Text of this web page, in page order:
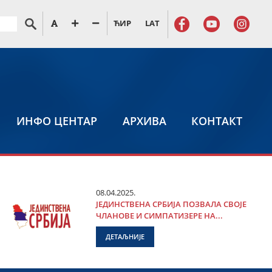
ЋИР LAT
ИНФО ЦЕНТАР АРХИВА КОНТАКТ
08.04.2025.
ЈЕДИНСТВЕНА СРБИЈА ПОЗВАЛА СВОЈЕ
ЧЛАНОВЕ И СИМПАТИЗЕРЕ НА...
ДЕТАЉНИЈЕ